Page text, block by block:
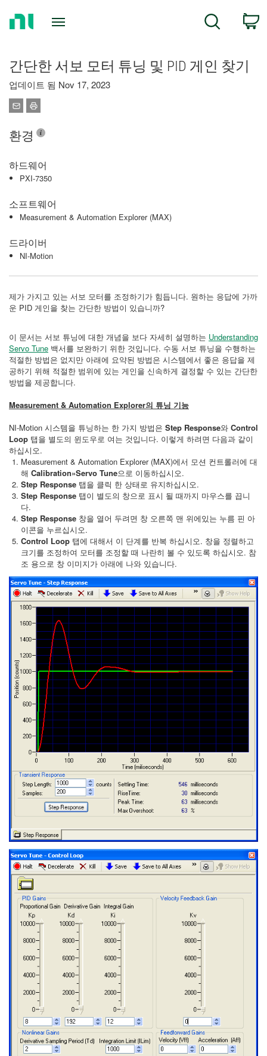
Search
간단한 서보 모터 튜닝 및 PID 게인 찾기
업데이트 됨 Nov 17, 2023
환경
하드웨어
PXI-7350
소프트웨어
Measurement & Automation Explorer (MAX)
드라이버
NI-Motion
제가 가지고 있는 서보 모터를 조정하기가 힘듭니다. 원하는 응답에 가까
운 PID 게인을 찾는 간단한 방법이 있습니까?
이 문서는 서보 튜닝에 대한 개념을 보다 자세히 설명하는 Understanding
Servo Tune 백서를 보완하기 위한 것입니다. 수동 서보 튜닝을 수행하는
적절한 방법은 없지만 아래에 요약된 방법은 시스템에서 좋은 응답을 제
공하기 위해 적절한 범위에 있는 게인을 신속하게 결정할 수 있는 간단한
방법을 제공합니다.
Measurement & Automation Explorer의 튜닝 기능
NI-Motion 시스템을 튜닝하는 한 가지 방법은 Step Response와 Control
Loop 탭을 별도의 윈도우로 여는 것입니다. 이렇게 하려면 다음과 같이
하십시오.
Measurement & Automation Explorer (MAX)에서 모션 컨트롤러에 대
해 Calibration»Servo Tune으로 이동하십시오.
Step Response 탭을 클릭 한 상태로 유지하십시오.
Step Response 탭이 별도의 창으로 표시 될 때까지 마우스를 끕니
다.
Step Response 창을 열어 두려면 창 오른쪽 맨 위에있는 누름 핀 아
이콘을 누르십시오.
Control Loop 탭에 대해서 이 단계를 반복 하십시오. 창을 정렬하고
크기를 조정하여 모터를 조정할 때 나란히 볼 수 있도록 하십시오. 참
조 용으로 창 이미지가 아래에 나와 있습니다.